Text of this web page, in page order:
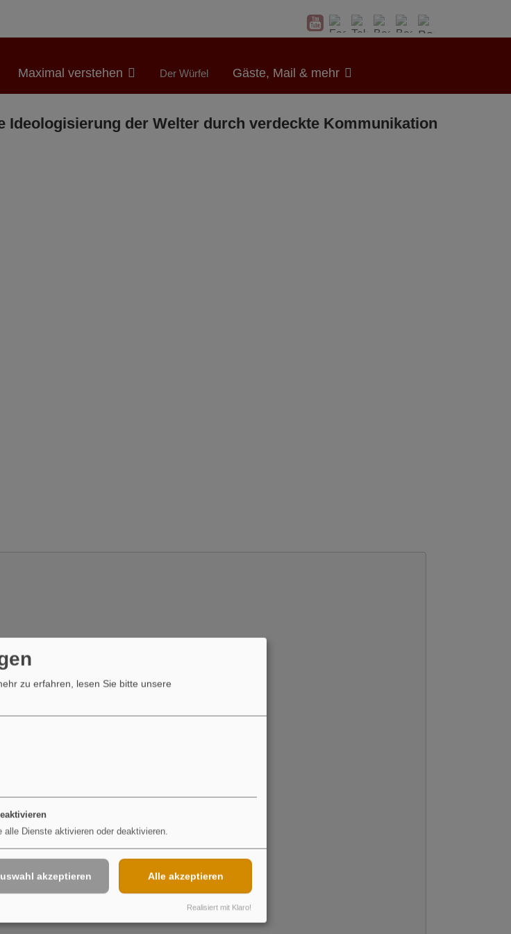
Maximal verstehen Der Würfel Gäste, Mail & mehr
Ideologisierung der Welter durch verdeckte Kommunikation
zu erfahren, lesen Sie bitte unsere
alle Dienste aktivieren oder deaktivieren.
akzeptieren Alle akzeptieren
Realisiert mit Klaro!